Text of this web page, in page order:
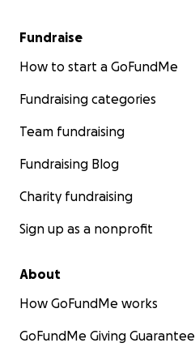
Fundraise
How to start a GoFundMe
Fundraising categories
Team fundraising
Fundraising Blog
Charity fundraising
Sign up as a nonprofit
About
How GoFundMe works
GoFundMe Giving Guarantee